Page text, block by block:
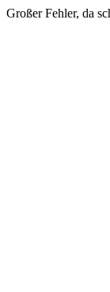
Großer Fehler, da